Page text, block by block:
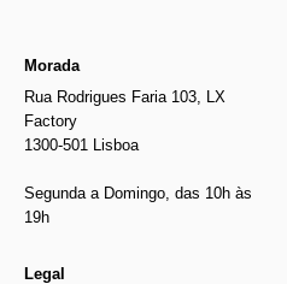
Morada
Rua Rodrigues Faria 103, LX
Factory
1300-501 Lisboa
Segunda a Domingo, das 10h às
19h
Legal